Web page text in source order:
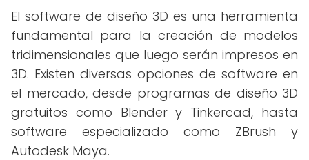
El software de diseño 3D es una herramienta
fundamental para la creación de modelos
tridimensionales que luego serán impresos en
3D. Existen diversas opciones de software en
el mercado, desde programas de diseño 3D
gratuitos como Blender y Tinkercad, hasta
software especializado como ZBrush y
Autodesk Maya.